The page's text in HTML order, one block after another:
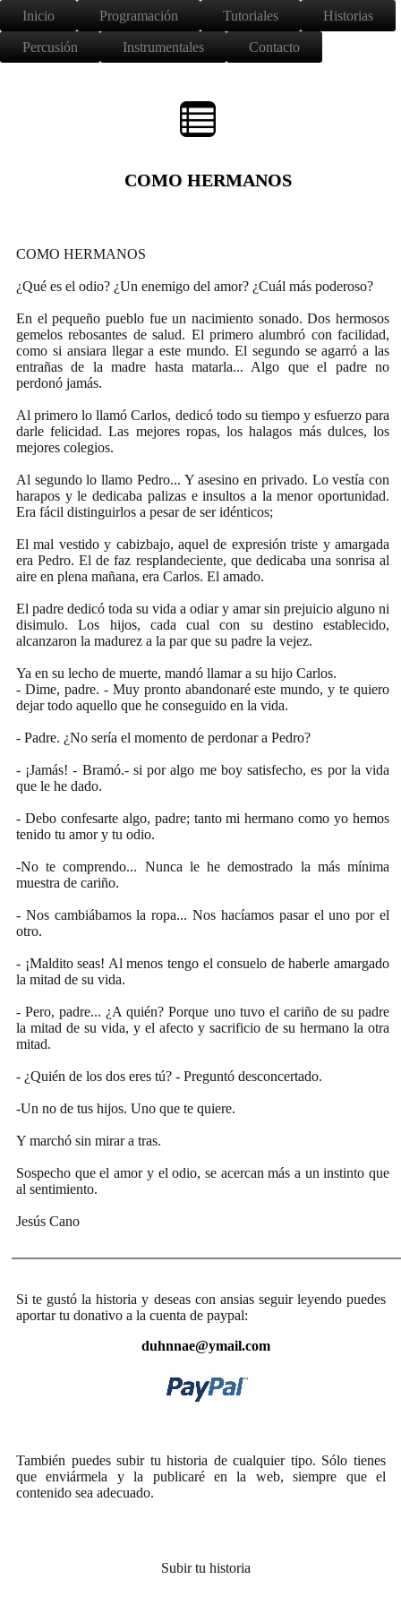
Inicio Programación Tutoriales Historias
Percusión Instrumentales Contacto
COMO HERMANOS
COMO HERMANOS
¿Qué es el odio? ¿Un enemigo del amor? ¿Cuál más poderoso?
En el pequeño pueblo fue un nacimiento sonado. Dos hermosos
gemelos rebosantes de salud. El primero alumbró con facilidad,
como si ansiara llegar a este mundo. El segundo se agarró a las
entrañas de la madre hasta matarla... Algo que el padre no
perdonó jamás.
Al primero lo llamó Carlos, dedicó todo su tiempo y esfuerzo para
darle felicidad. Las mejores ropas, los halagos más dulces, los
mejores colegios.
Al segundo lo llamo Pedro... Y asesino en privado. Lo vestía con
harapos y le dedicaba palizas e insultos a la menor oportunidad.
Era fácil distinguirlos a pesar de ser idénticos;
El mal vestido y cabizbajo, aquel de expresión triste y amargada
era Pedro. El de faz resplandeciente, que dedicaba una sonrisa al
aire en plena mañana, era Carlos. El amado.
El padre dedicó toda su vida a odiar y amar sin prejuicio alguno ni
disimulo. Los hijos, cada cual con su destino establecido,
alcanzaron la madurez a la par que su padre la vejez.
Ya en su lecho de muerte, mandó llamar a su hijo Carlos.
- Dime, padre. - Muy pronto abandonaré este mundo, y te quiero
dejar todo aquello que he conseguido en la vida.
- Padre. ¿No sería el momento de perdonar a Pedro?
- ¡Jamás! - Bramó.- si por algo me boy satisfecho, es por la vida
que le he dado.
- Debo confesarte algo, padre; tanto mi hermano como yo hemos
tenido tu amor y tu odio.
-No te comprendo... Nunca le he demostrado la más mínima
muestra de cariño.
- Nos cambiábamos la ropa... Nos hacíamos pasar el uno por el
otro.
- ¡Maldito seas! Al menos tengo el consuelo de haberle amargado
la mitad de su vida.
- Pero, padre... ¿A quién? Porque uno tuvo el cariño de su padre
la mitad de su vida, y el afecto y sacrificio de su hermano la otra
mitad.
- ¿Quién de los dos eres tú? - Preguntó desconcertado.
-Un no de tus hijos. Uno que te quiere.
Y marchó sin mirar a tras.
Sospecho que el amor y el odio, se acercan más a un instinto que
al sentimiento.
Jesús Cano
Si te gustó la historia y deseas con ansias seguir leyendo puedes
aportar tu donativo a la cuenta de paypal:
duhnnae@ymail.com
También puedes subir tu historia de cualquier tipo. Sólo tienes
que enviármela y la publicaré en la web, siempre que el
contenido sea adecuado.
Subir tu historia